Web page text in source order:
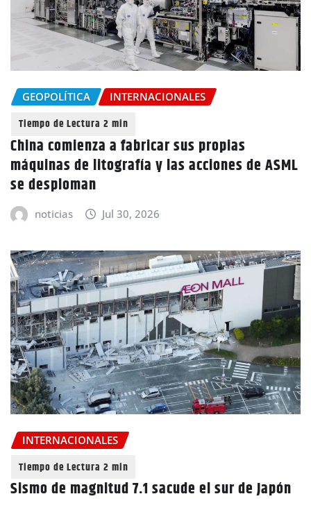
GEOPOLÍTICA INTERNACIONALES
China comienza a fabricar sus propias
máquinas de litografía y las acciones de ASML
se desploman
noticias Jul 30, 2026
INTERNACIONALES
Sismo de magnitud 7.1 sacude el sur de Japón